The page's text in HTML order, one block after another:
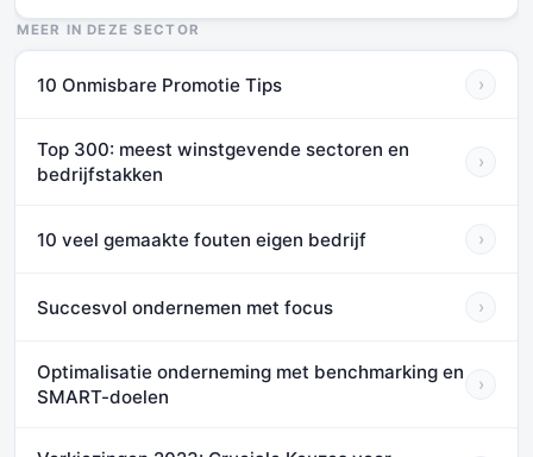
MEER IN DEZE SECTOR
10 Onmisbare Promotie Tips ›
Top 300: meest winstgevende sectoren en
bedrijfstakken
›
10 veel gemaakte fouten eigen bedrijf ›
Succesvol ondernemen met focus ›
Optimalisatie onderneming met benchmarking en
SMART-doelen
›